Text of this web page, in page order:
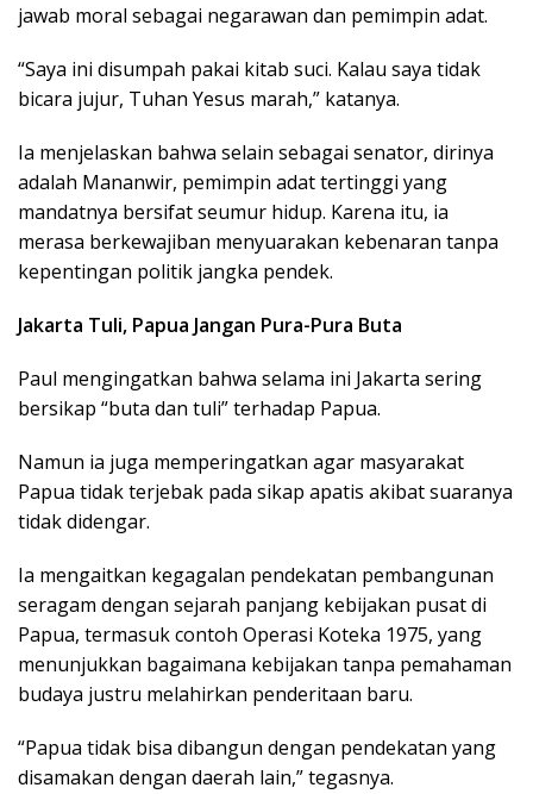
jawab moral sebagai negarawan dan pemimpin adat.
“Saya ini disumpah pakai kitab suci. Kalau saya tidak
bicara jujur, Tuhan Yesus marah,” katanya.
Ia menjelaskan bahwa selain sebagai senator, dirinya
adalah Mananwir, pemimpin adat tertinggi yang
mandatnya bersifat seumur hidup. Karena itu, ia
merasa berkewajiban menyuarakan kebenaran tanpa
kepentingan politik jangka pendek.
Jakarta Tuli, Papua Jangan Pura-Pura Buta
Paul mengingatkan bahwa selama ini Jakarta sering
bersikap “buta dan tuli” terhadap Papua.
Namun ia juga memperingatkan agar masyarakat
Papua tidak terjebak pada sikap apatis akibat suaranya
tidak didengar.
Ia mengaitkan kegagalan pendekatan pembangunan
seragam dengan sejarah panjang kebijakan pusat di
Papua, termasuk contoh Operasi Koteka 1975, yang
menunjukkan bagaimana kebijakan tanpa pemahaman
budaya justru melahirkan penderitaan baru.
“Papua tidak bisa dibangun dengan pendekatan yang
disamakan dengan daerah lain,” tegasnya.